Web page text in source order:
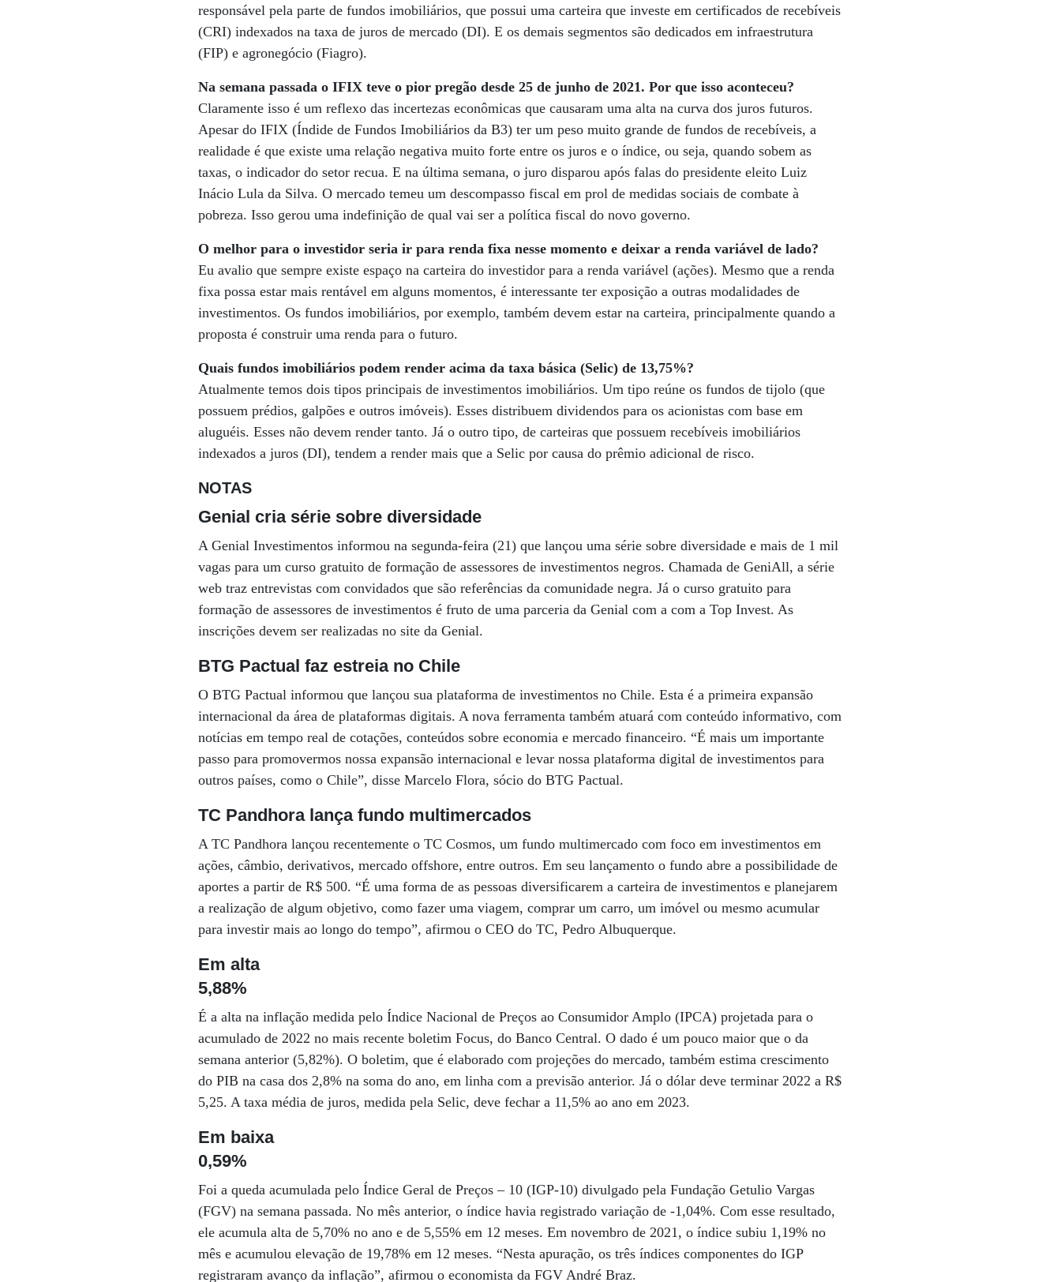
responsável pela parte de fundos imobiliários, que possui uma carteira que investe em certificados de recebíveis
(CRI) indexados na taxa de juros de mercado (DI). E os demais segmentos são dedicados em infraestrutura
(FIP) e agronegócio (Fiagro).
Na semana passada o IFIX teve o pior pregão desde 25 de junho de 2021. Por que isso aconteceu?
Claramente isso é um reflexo das incertezas econômicas que causaram uma alta na curva dos juros futuros.
Apesar do IFIX (Índide de Fundos Imobiliários da B3) ter um peso muito grande de fundos de recebíveis, a
realidade é que existe uma relação negativa muito forte entre os juros e o índice, ou seja, quando sobem as
taxas, o indicador do setor recua. E na última semana, o juro disparou após falas do presidente eleito Luiz
Inácio Lula da Silva. O mercado temeu um descompasso fiscal em prol de medidas sociais de combate à
pobreza. Isso gerou uma indefinição de qual vai ser a política fiscal do novo governo.
O melhor para o investidor seria ir para renda fixa nesse momento e deixar a renda variável de lado?
Eu avalio que sempre existe espaço na carteira do investidor para a renda variável (ações). Mesmo que a renda
fixa possa estar mais rentável em alguns momentos, é interessante ter exposição a outras modalidades de
investimentos. Os fundos imobiliários, por exemplo, também devem estar na carteira, principalmente quando a
proposta é construir uma renda para o futuro.
Quais fundos imobiliários podem render acima da taxa básica (Selic) de 13,75%?
Atualmente temos dois tipos principais de investimentos imobiliários. Um tipo reúne os fundos de tijolo (que
possuem prédios, galpões e outros imóveis). Esses distribuem dividendos para os acionistas com base em
aluguéis. Esses não devem render tanto. Já o outro tipo, de carteiras que possuem recebíveis imobiliários
indexados a juros (DI), tendem a render mais que a Selic por causa do prêmio adicional de risco.
NOTAS
Genial cria série sobre diversidade
A Genial Investimentos informou na segunda-feira (21) que lançou uma série sobre diversidade e mais de 1 mil
vagas para um curso gratuito de formação de assessores de investimentos negros. Chamada de GeniAll, a série
web traz entrevistas com convidados que são referências da comunidade negra. Já o curso gratuito para
formação de assessores de investimentos é fruto de uma parceria da Genial com a com a Top Invest. As
inscrições devem ser realizadas no site da Genial.
BTG Pactual faz estreia no Chile
O BTG Pactual informou que lançou sua plataforma de investimentos no Chile. Esta é a primeira expansão
internacional da área de plataformas digitais. A nova ferramenta também atuará com conteúdo informativo, com
notícias em tempo real de cotações, conteúdos sobre economia e mercado financeiro. “É mais um importante
passo para promovermos nossa expansão internacional e levar nossa plataforma digital de investimentos para
outros países, como o Chile”, disse Marcelo Flora, sócio do BTG Pactual.
TC Pandhora lança fundo multimercados
A TC Pandhora lançou recentemente o TC Cosmos, um fundo multimercado com foco em investimentos em
ações, câmbio, derivativos, mercado offshore, entre outros. Em seu lançamento o fundo abre a possibilidade de
aportes a partir de R$ 500. “É uma forma de as pessoas diversificarem a carteira de investimentos e planejarem
a realização de algum objetivo, como fazer uma viagem, comprar um carro, um imóvel ou mesmo acumular
para investir mais ao longo do tempo”, afirmou o CEO do TC, Pedro Albuquerque.
Em alta
5,88%
É a alta na inflação medida pelo Índice Nacional de Preços ao Consumidor Amplo (IPCA) projetada para o
acumulado de 2022 no mais recente boletim Focus, do Banco Central. O dado é um pouco maior que o da
semana anterior (5,82%). O boletim, que é elaborado com projeções do mercado, também estima crescimento
do PIB na casa dos 2,8% na soma do ano, em linha com a previsão anterior. Já o dólar deve terminar 2022 a R$
5,25. A taxa média de juros, medida pela Selic, deve fechar a 11,5% ao ano em 2023.
Em baixa
0,59%
Foi a queda acumulada pelo Índice Geral de Preços – 10 (IGP-10) divulgado pela Fundação Getulio Vargas
(FGV) na semana passada. No mês anterior, o índice havia registrado variação de -1,04%. Com esse resultado,
ele acumula alta de 5,70% no ano e de 5,55% em 12 meses. Em novembro de 2021, o índice subiu 1,19% no
mês e acumulou elevação de 19,78% em 12 meses. “Nesta apuração, os três índices componentes do IGP
registraram avanço da inflação”, afirmou o economista da FGV André Braz.